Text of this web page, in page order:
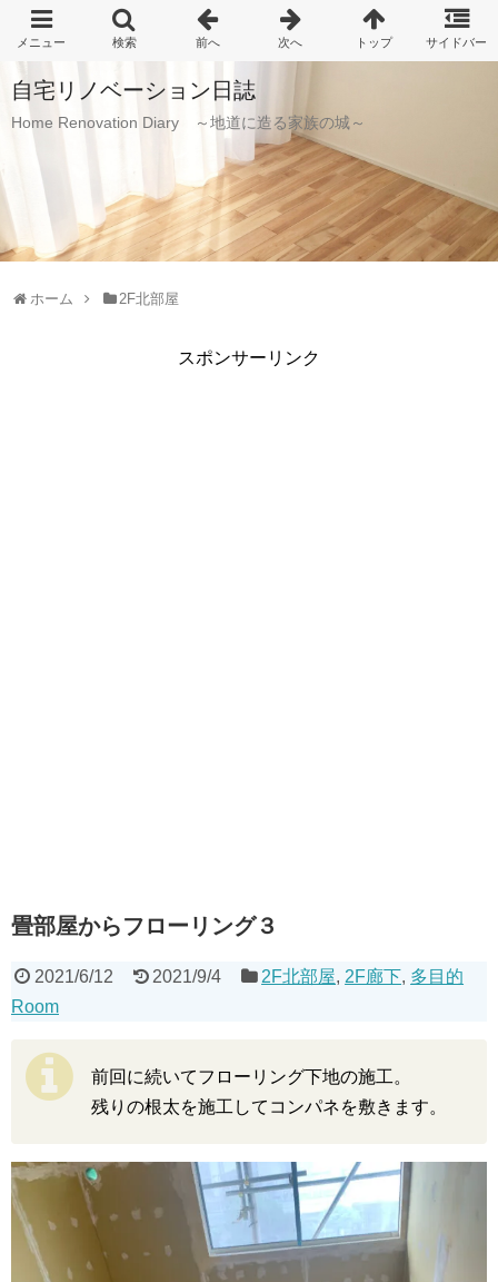
自宅リノベーション日誌
Home Renovation Diary ～地道に造る家族の城～
ホーム 2F北部屋
スポンサーリンク
畳部屋からフローリング３
2021/6/12 2021/9/4 2F北部屋, 2F廊下, 多目的
Room
前回に続いてフローリング下地の施工。
残りの根太を施工してコンパネを敷きます。